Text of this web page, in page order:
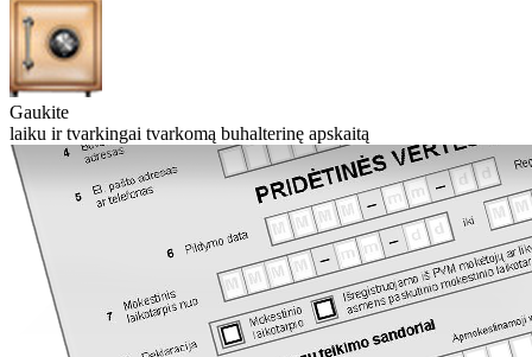
Gaukite
laiku ir tvarkingai tvarkomą buhalterinę apskaitą